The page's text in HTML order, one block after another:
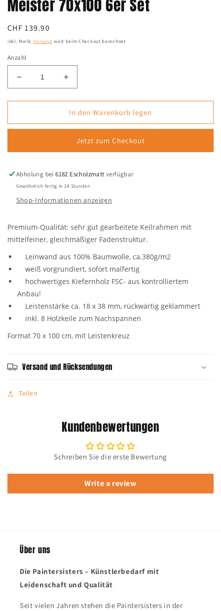
Meister 70x100 6er Set
Normaler
Preis
CHF 139.90
inkl. MwSt.Versand wird beim Checkout berechnet
Anzahl
Verringere
die
Menge
Meister
Set
Erhöhe
die
Menge
für
Meister
6er
Set
In den Warenkorb legen
Jetzt zum Checkout
Abholung bei6182 Escholzmatt verfügbar
Gewöhnlich fertig in 24 Stunden
Shop-Informationen anzeigen
Premium-Qualität: sehr gut gearbeitete Keilrahmen mit
mittelfeiner, gleichmäßiger Fadenstruktur.
Leinwand aus 100% Baumwolle, ca.380g/m2
weiß vorgrundiert, sofort malfertig
hochwertiges Kiefernholz FSC- aus kontrolliertem
Anbau!
Leistenstärke ca. 18 x 38 mm, rückwärtig geklammert
inkl. 8 Holzkeile zum Nachspannen
Format 70 x 100 cm, mit Leistenkreuz
Versand und Rücksendungen
Teilen
Kundenbewertungen
Schreiben Sie die erste Bewertung
Write a review
Über uns
Die Paintersisters – Künstlerbedarf mit
Leidenschaft und Qualität
Seit vielen Jahren stehen die Paintersisters in der